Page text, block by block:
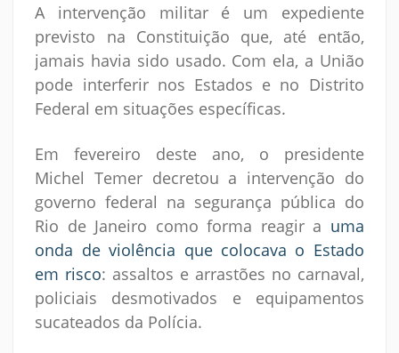
A intervenção militar é um expediente
previsto na Constituição que, até então,
jamais havia sido usado. Com ela, a União
pode interferir nos Estados e no Distrito
Federal em situações específicas.
Em fevereiro deste ano, o presidente
Michel Temer decretou a intervenção do
governo federal na segurança pública do
Rio de Janeiro como forma reagir a uma
onda de violência que colocava o Estado
em risco: assaltos e arrastões no carnaval,
policiais desmotivados e equipamentos
sucateados da Polícia.